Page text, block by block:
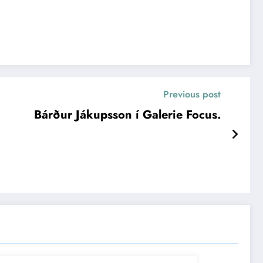
Previous post
Bárður Jákupsson í Galerie Focus.